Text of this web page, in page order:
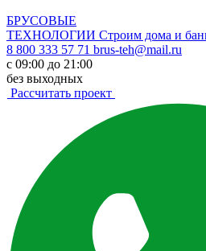
БРУСОВЫЕ
ТЕХНОЛОГИИ Строим дома и
8 800 333 57 71 brus-teh@mail.ru
с 09:00 до 21:00
без выходных
Рассчитать проект